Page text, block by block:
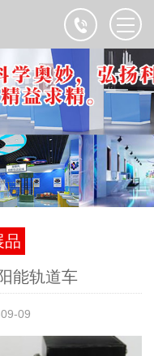
品
能轨道车
09